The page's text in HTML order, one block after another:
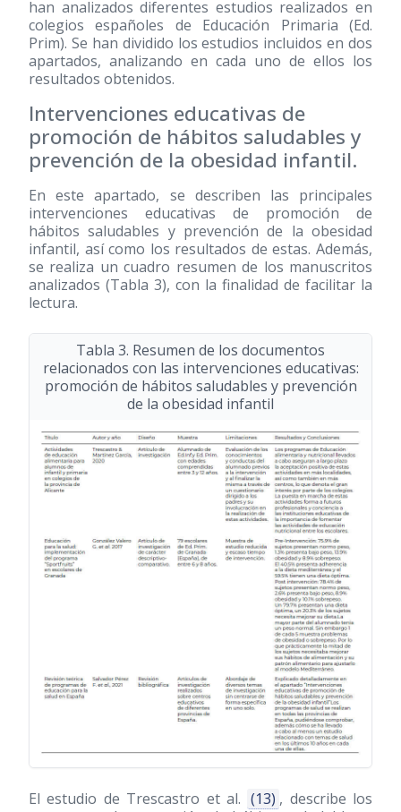
han analizados diferentes estudios realizados en
colegios españoles de Educación Primaria (Ed.
Prim). Se han dividido los estudios incluidos en dos
apartados, analizando en cada uno de ellos los
resultados obtenidos.
Intervenciones educativas de
promoción de hábitos saludables y
prevención de la obesidad infantil.
En este apartado, se describen las principales
intervenciones educativas de promoción de
hábitos saludables y prevención de la obesidad
infantil, así como los resultados de estas. Además,
se realiza un cuadro resumen de los manuscritos
analizados (Tabla 3), con la finalidad de facilitar la
lectura.
Tabla 3. Resumen de los documentos
relacionados con las intervenciones educativas:
promoción de hábitos saludables y prevención
de la obesidad infantil
El estudio de Trescastro et al. (13) , describe los